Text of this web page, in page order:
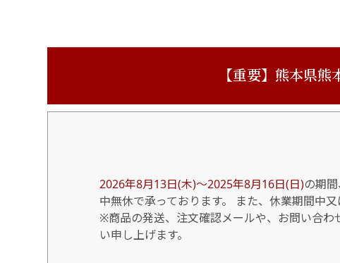
【重要】熊本県
2026年8月13日(木)～2025年8月16日(日)の期
中無休で承っております。 また、休業期間中
※商品の発送、注文確認メールや、お問い合
い申し上げます。